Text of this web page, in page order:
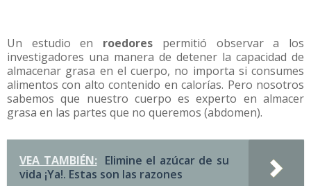
Un estudio en roedores permitió observar a los
investigadores una manera de detener la capacidad de
almacenar grasa en el cuerpo, no importa si consumes
alimentos con alto contenido en calorías. Pero nosotros
sabemos que nuestro cuerpo es experto en almacer
grasa en las partes que no queremos (abdomen).
VEA TAMBIÉN: Elimine el azúcar de su
vida ¡Ya!. Estas son las razones